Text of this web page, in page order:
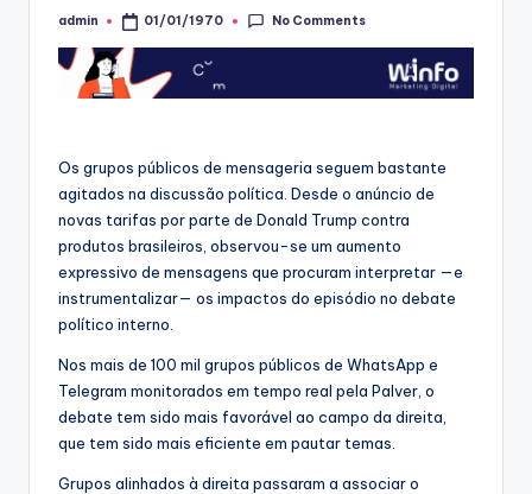
Posted
admin 01/01/1970 No Comments
Os grupos públicos de mensageria seguem bastante
agitados na discussão política. Desde o anúncio de
novas tarifas por parte de Donald Trump contra
produtos brasileiros, observou-se um aumento
expressivo de mensagens que procuram interpretar —e
instrumentalizar— os impactos do episódio no debate
político interno.
Nos mais de 100 mil grupos públicos de WhatsApp e
Telegram monitorados em tempo real pela Palver, o
debate tem sido mais favorável ao campo da direita,
que tem sido mais eficiente em pautar temas.
Grupos alinhados à direita passaram a associar o